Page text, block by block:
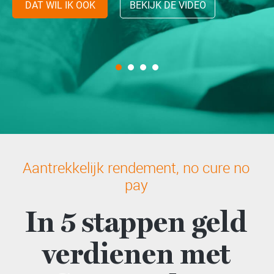
DAT WIL IK OOK BEKIJK DE VIDEO
DAT WIL IK OOK BEKIJK DE VIDEO
DAT WIL IK OOK BEKIJK DE VIDEO
DAT WIL IK OOK BEKIJK DE VIDEO
Aantrekkelijk rendement, no cure no
pay
In 5 stappen geld
verdienen met